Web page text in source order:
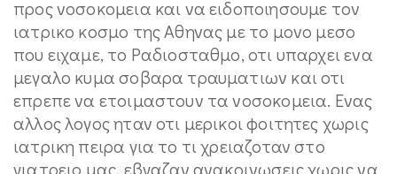
προς νοσοκομεια και να ειδοποιησουμε τον
ιατρικο κοσμο της Αθηνας με το μονο μεσο
που ειχαμε, το Ραδιοσταθμο, οτι υπαρχει ενα
μεγαλο κυμα σοβαρα τραυματιων και οτι
επρεπε να ετοιμαστουν τα νοσοκομεια. Ενας
αλλος λογος ηταν οτι μερικοι φοιτητες χωρις
ιατρικη πειρα για το τι χρειαζοταν στο
γιατρειο μας, εβγαζαν ανακοινωσεις χωρις να